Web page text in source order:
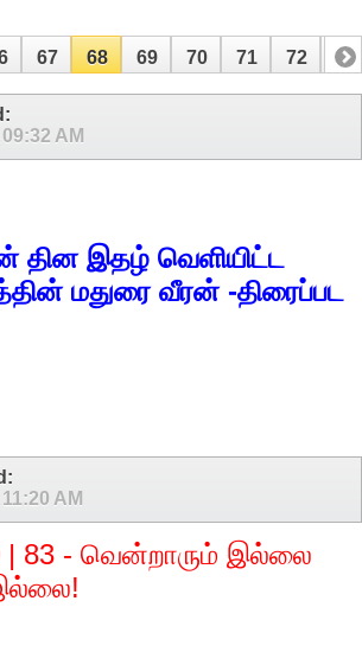
67 68 69 70 71 72 73
09:32 AM
தின இதழ் வெளியிட்ட
மதுரை வீரன் -திரைப்பட
11:20 AM
| 83 - வென்றாரும் இல்லை